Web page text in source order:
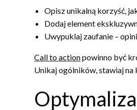
Opisz unikalną korzyść,
Dodaj element
Uwypuklaj zaufanie –
Call to actionpowinno być
Unikaj ogólników, stawiaj na